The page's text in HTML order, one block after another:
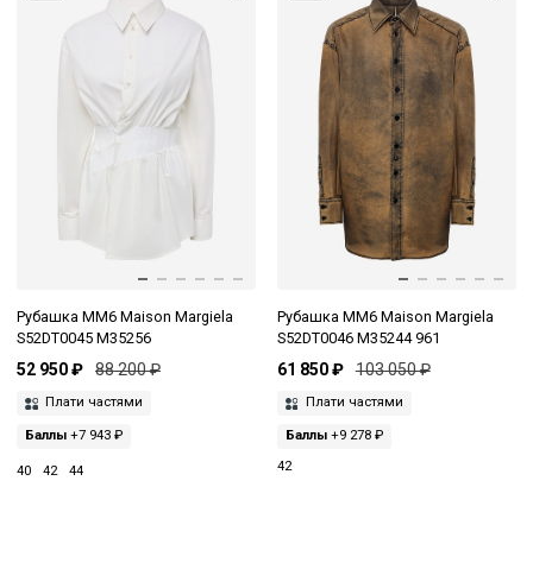
Рубашка MM6 Maison Margiela
S52DT0045 M35256
52 950 ₽ 88 200 ₽
Плати частями
Баллы +7 943 ₽
40 42 44
Рубашка MM6 Maison Margiela
S52DT0046 M35244 961
61 850 ₽ 103 050 ₽
Плати частями
Баллы+9 278 ₽
42